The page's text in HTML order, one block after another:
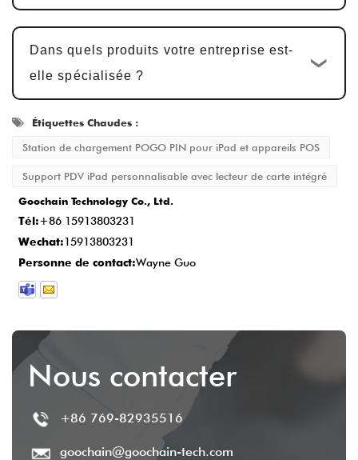
généralement5-7 jours ouvrables, avec
des ajustements effectués en fonction des
commentaires.
Production de masse et contrôle de la
qualité: Après l'approbation de
l'échantillon, le cycle de production est15-
20 jours ouvrables, garantissant que
chaque détail répond à la norme.
fois la production terminée, le délai de
livraison est généralement
après-vente complet pour garantir la
Dans quels produits votre entreprise est-
elle spécialisée ?
Étiquettes Chaudes :
Station de chargement POGO PIN pour iPad et appareils POS
Support PDV iPad personnalisable avec lecteur de carte intégré
Goochain Technology Co., Ltd.
Tél:+86 15913803231
Wechat:15913803231
Personne de contact:Wayne Guo
Nous contacter
+86 769-82935516
goochain@goochain-tech.com